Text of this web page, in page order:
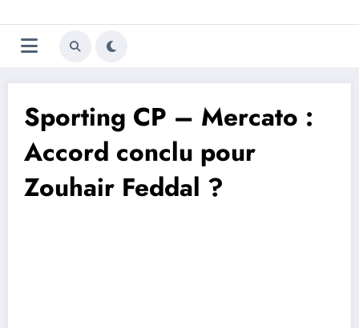
au
contenu
Trivela
L'actualité du football
Sporting CP – Mercato :
Accord conclu pour
Zouhair Feddal ?